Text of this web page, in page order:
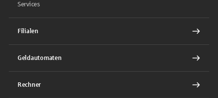
Services
Filialen
Geldautomaten
Rechner